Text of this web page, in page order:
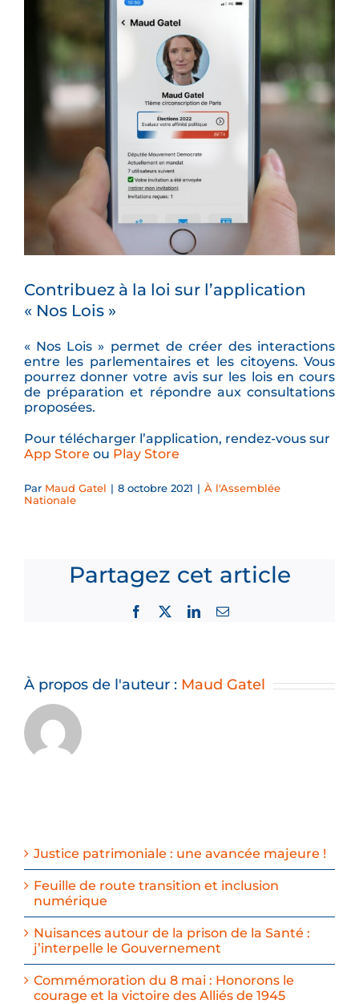
Contribuez à la loi sur l’application
« Nos Lois »
« Nos Lois » permet de créer des interactions
entre les parlementaires et les citoyens. Vous
pourrez donner votre avis sur les lois en cours
de préparation et répondre aux consultations
proposées.
Pour télécharger l’application, rendez-vous sur
App Store ou Play Store
Par Maud Gatel | 8 octobre 2021 | À l'Assemblée
Nationale
Partagez cet article
Facebook LinkedInEmail
À propos de l'auteur : Maud Gatel
Justice patrimoniale : une avancée majeure !
Feuille de route transition et inclusion
numérique
Nuisances autour de la prison de la Santé :
j’interpelle le Gouvernement
Commémoration du 8 mai : Honorons le
courage et la victoire des Alliés de 1945